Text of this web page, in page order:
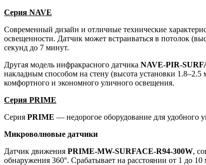
Серия NAVE
Современный дизайн и отличные технические
освещенности. Датчик может встраиваться в потолок
секунд до 7 минут.
Другая модель инфракрасного датчика NAVE-PIR-
накладным способом на стену (высота установки
комфортного и экономного уличного освещения.
Серия PRIME
Серия PRIME — недорогое оборудование для удобного
Микроволновые датчики
Датчик движения PRIME-MW-SURFACE-R94-300W,
обнаружения 360°. Срабатывает на расстоянии от 1 до